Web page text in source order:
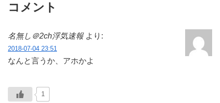
コメント
名無し＠2ch浮気速報 より:
2018-07-04 23:51
なんと言うか、アホかよ
1